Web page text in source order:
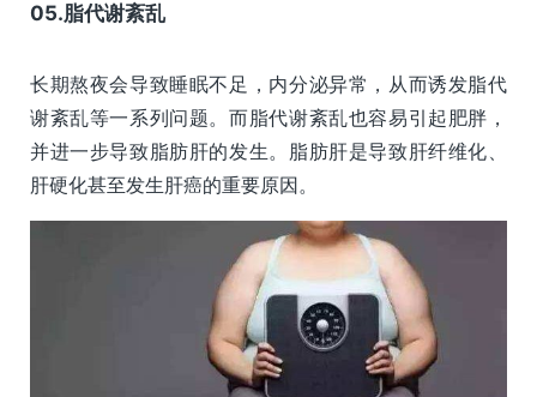
05.脂代谢紊乱
长期熬夜会导致睡眠不足，内分泌异常，从而诱发脂代
谢紊乱等一系列问题。而脂代谢紊乱也容易引起肥胖，
并进一步导致脂肪肝的发生。脂肪肝是导致肝纤维化、
肝硬化甚至发生肝癌的重要原因。